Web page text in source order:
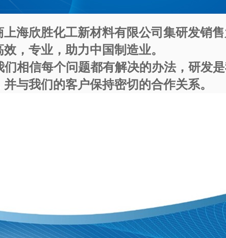
海欣胜化工新材料有限公司集研发销
，专业，助力中国制造业。
相信每个问题都有解决的办法，研发
与我们的客户保持密切的合作关系。